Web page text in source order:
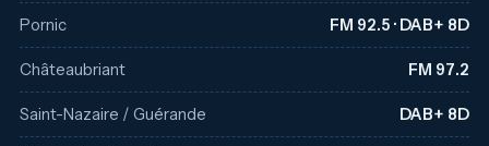
Pornic FM 92.5 · DAB+ 8D
Châteaubriant FM 97.2
Saint-Nazaire / Guérande DAB+ 8D